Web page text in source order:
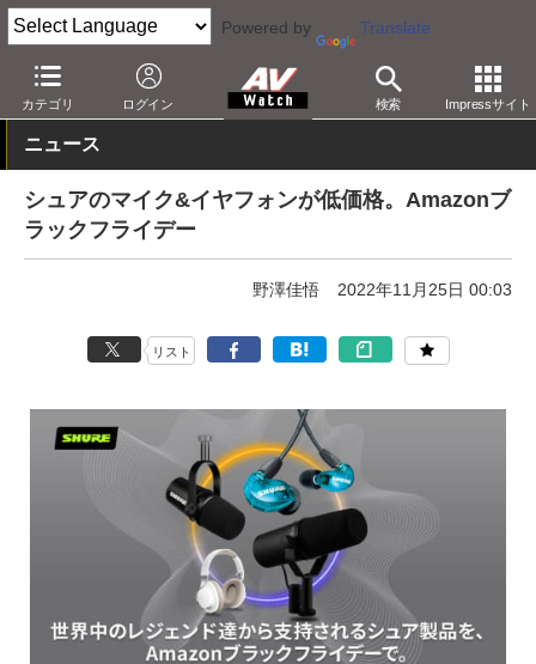
Powered by Translate
カテゴリ ログイン 検索 Impressサイト
AV Watch 動向 ショップ セール
ニュース
シュアのマイク&イヤフォンが低価格。Amazonブ
ラックフライデー
野澤佳悟 2022年11月25日 00:03
リスト